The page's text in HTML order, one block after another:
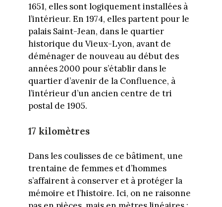
1651, elles sont logiquement installées à
l’intérieur. En 1974, elles partent pour le
palais Saint-Jean, dans le quartier
historique du Vieux-Lyon, avant de
déménager de nouveau au début des
années 2000 pour s’établir dans le
quartier d’avenir de la Confluence, à
l’intérieur d’un ancien centre de tri
postal de 1905.
17 kilomètres
Dans les coulisses de ce bâtiment, une
trentaine de femmes et d’hommes
s’affairent à conserver et à protéger la
mémoire et l’histoire. Ici, on ne raisonne